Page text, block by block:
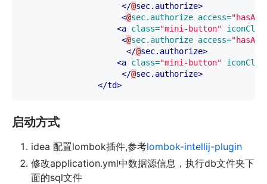
</@sec.authorize>
<@sec.authorize access=
<a class="mini-button" iconCls=
<@sec.authorize access=
</@sec.authorize>
<a class="mini-button" iconCls=
</@sec.authorize>
</td>
启动方式
idea 配置lombok插件,参考lombok-intellij-plugin
修改application.yml中数据源信息，执行db文件夹下
面的sql文件